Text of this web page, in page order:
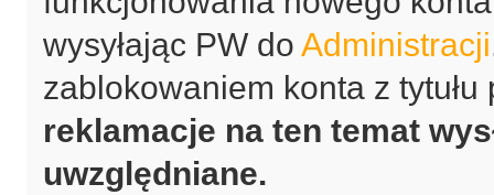
wysyłając PW do Administracji
zablokowaniem konta z
reklamacje na ten temat
uwzględniane.